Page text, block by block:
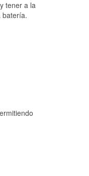
tener a la
batería.